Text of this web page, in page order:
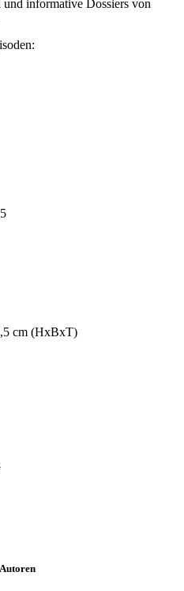
informative Dossiers von
cm (HxBxT)